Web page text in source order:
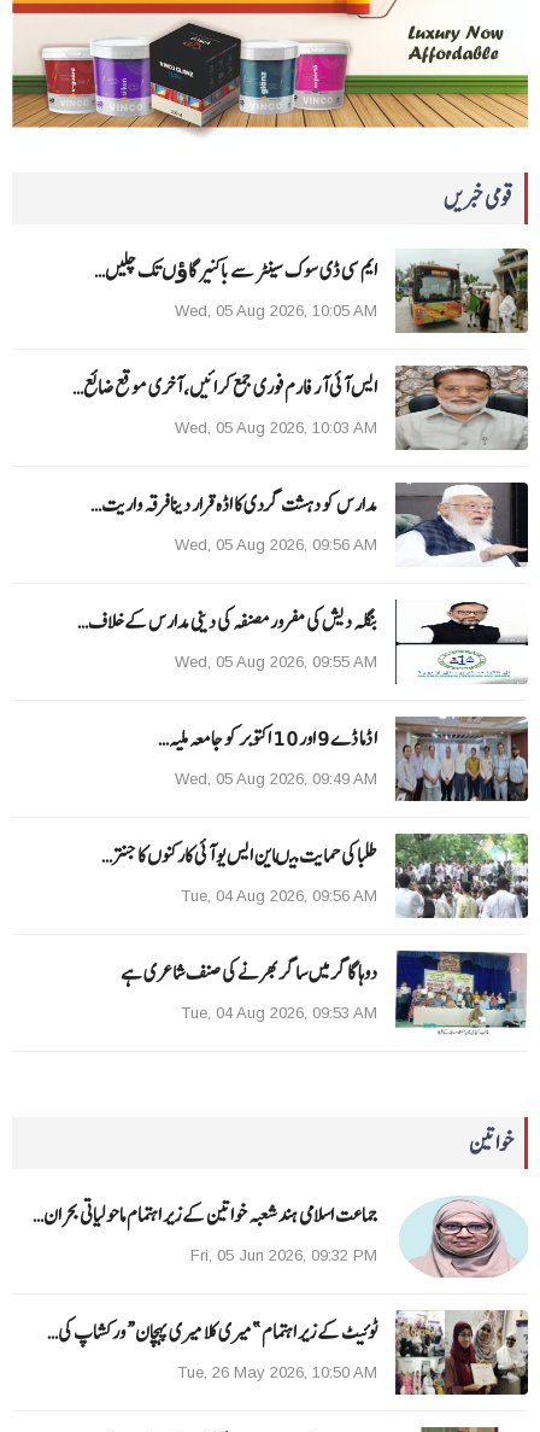
قومی خبریں
ایم سی ڈی سوک سینٹر سے باکنیر گاﺅں تک چلیں…
Wed, 05 Aug 2026, 10:05 AM
ایس آئی آر فارم فوری جمع کرائیں، آخری موقع ضائع…
Wed, 05 Aug 2026, 10:03 AM
مدارس کو دہشت گردی کا اڈہ قرار دینا فرقہ واریت…
Wed, 05 Aug 2026, 09:56 AM
بنگلہ دیش کی مفرور مصنفہ کی دینی مدارس کے خلاف…
Wed, 05 Aug 2026, 09:55 AM
ا ڈما ڈے 9 اور 10 اکتوبر کو جامعہ ملیہ…
Wed, 05 Aug 2026, 09:49 AM
طلبا کی حمایت میںاین ایس یو آئی کارکنوں کا جنتر…
Tue, 04 Aug 2026, 09:56 AM
دوہا گاگر میں ساگر بھرنے کی صنف شاعری ہے
Tue, 04 Aug 2026, 09:53 AM
خواتین
جماعت اسلامی ہند شعبہ خواتین کے زیر اہتمام ماحولیاتی بحران…
Fri, 05 Jun 2026, 09:32 PM
ٹوئیٹ کے زیر اہتمام ”میری کلا میری پہچان“ ورکشاپ کی…
Tue, 26 May 2026, 10:50 AM